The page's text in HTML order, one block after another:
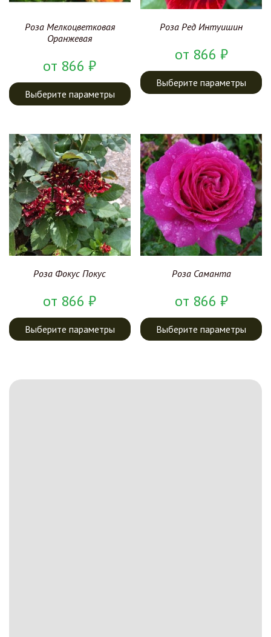
Роза Мелкоцветковая
Оранжевая
от 866₽
Выберите параметры
Роза Ред Интуишин
от 866 ₽
Выберите параметры
Роза Фокус Покус
от 866₽
Выберите параметры
Роза Саманта
от 866 ₽
Выберите параметры